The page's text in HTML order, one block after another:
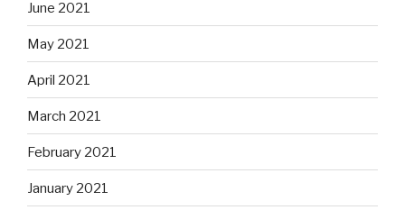
June 2021
May 2021
April 2021
March 2021
February 2021
January 2021